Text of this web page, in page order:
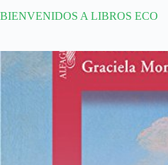
BIENVENIDOS A LIBROS ECO